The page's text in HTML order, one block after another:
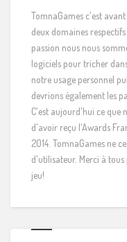
TomnaGames c'est
deux domaines
passion nous nous
logiciels pour tricher
notre usage personnel
devrions également les
C'est aujourd'hui ce que
d'avoir reçu l'Awards
2014. TomnaGames ne
d'utilisateur. Merci à
jeu!